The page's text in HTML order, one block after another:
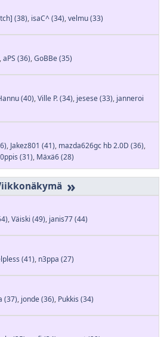
(38), isaC^(34),velmu(33)
,aPS (36),GoBBe(35)
(40),Ville P.(34), jesese(33), janneroi
, Jakez801 (41), mazda626gc hb 2.0D (36),
(31), Mäxä6(28)
»
,Väiski (49), janis77(44)
(41), n3ppa (27)
(37), jonde(36), Pukkis (34)